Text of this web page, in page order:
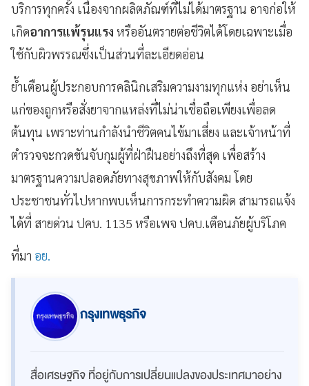
บริการทุกครั้ง เนื่องจากผลิตภัณฑ์ที่ไม่ได้มาตรฐาน อาจก่อให้
เกิดอาการแพ้รุนแรง หรืออันตรายต่อชีวิตได้โดยเฉพาะเมื่อ
ใช้กับผิวพรรณซึ่งเป็นส่วนที่ละเอียดอ่อน
ย้ำเตือนผู้ประกอบการคลินิกเสริมความงามทุกแห่ง อย่าเห็น
แก่ของถูกหรือสั่งยาจากแหล่งที่ไม่น่าเชื่อถือเพียงเพื่อลด
ต้นทุน เพราะท่านกำลังนำชีวิตคนไข้มาเสี่ยง และเจ้าหน้าที่
ตำรวจจะกวดขันจับกุมผู้ที่ฝ่าฝืนอย่างถึงที่สุด เพื่อสร้าง
มาตรฐานความปลอดภัยทางสุขภาพให้กับสังคม โดย
ประชาชนทั่วไปหากพบเห็นการกระทำความผิด สามารถแจ้ง
ได้ที่ สายด่วน ปคบ. 1135 หรือเพจ ปคบ.เตือนภัยผู้บริโภค
ที่มา อย.
กรุงเทพธุรกิจ
สื่อเศรษฐกิจ ที่อยู่กับการเปลี่ยนแปลงของประเทศมาอย่าง